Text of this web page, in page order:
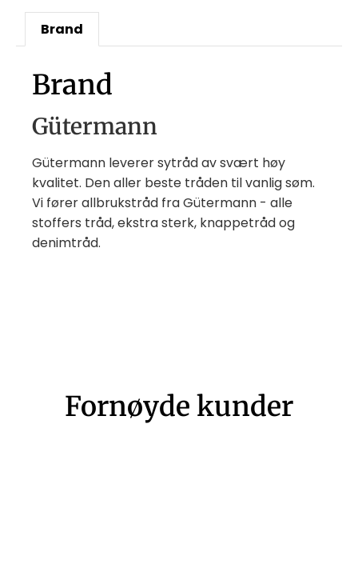
Brand
Brand
Gütermann
Gütermann leverer sytråd av svært høy
kvalitet. Den aller beste tråden til vanlig søm.
Vi fører allbrukstråd fra Gütermann - alle
stoffers tråd, ekstra sterk, knappetråd og
denimtråd.
Fornøyde kunder